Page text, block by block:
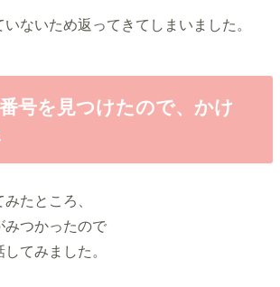
ないため返ってきてしまいました。
号を見つけたので、かけ
たところ、
みつかったので
てみました。